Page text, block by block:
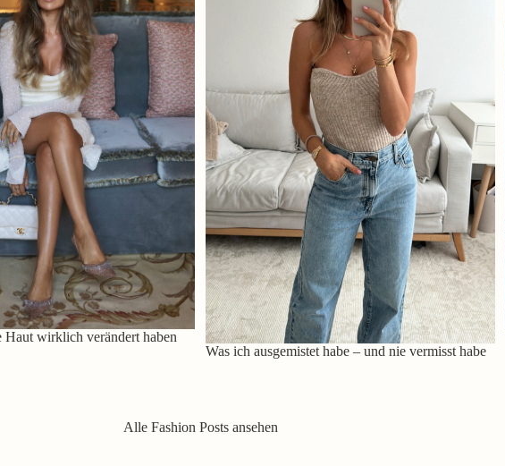
Haut wirklich verändert haben
Was ich ausgemistet habe – und nie vermisst habe
Alle Fashion Posts ansehen